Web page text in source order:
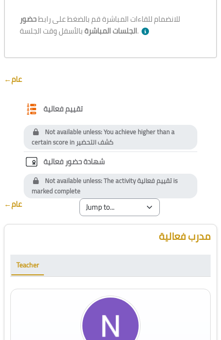
للانضمام للقاءات المباشرة قم بالضغط على رابطحضور
الجلسات المباشرةبالأسفل وقت الجلسة.
Section outline
←عام
تقييم فعاليةQuestionnaire
Not available unless: You achieve higher than a
certain score inكشف التحضير
شهادة حضور فعاليةCustom certificate
Not available unless: The activityتقييم فعاليةis
marked complete
←عام
Blocks
Skip [Cocoon] Course Instructor مدرب فعالية
Teacher